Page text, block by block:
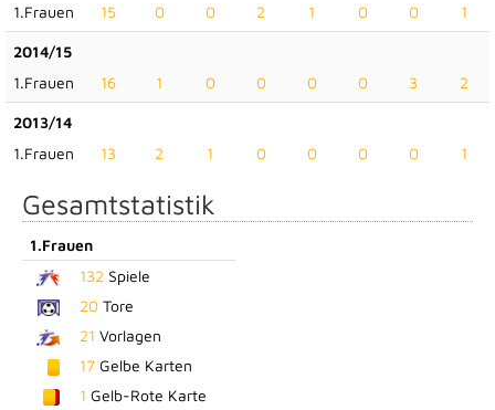
1.Frauen
15 0 0 2 1 0 0 1
2014/15
1.Frauen
16 1 0 0 0 0 3 2
2013/14
1.Frauen
13 2 1 0 0 0 0 1
Gesamtstatistik
1.Frauen
132 Spiele
20 Tore
21 Vorlagen
17 Gelbe Karten
1 Gelb-Rote Karte